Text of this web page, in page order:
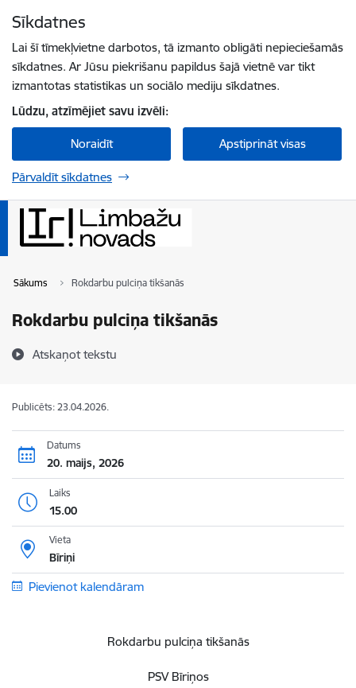
Sīkdatnes
Lai šī tīmekļvietne darbotos, tā izmanto obligāti nepieciešamās
sīkdatnes. Ar Jūsu piekrišanu papildus šajā vietnē var tikt
izmantotas statistikas un sociālo mediju sīkdatnes.
Lūdzu, atzīmējiet savu izvēli:
Noraidīt Apstiprināt visas
Pārvaldīt sīkdatnes
Sākums Rokdarbu pulciņa tikšanās
Rokdarbu pulciņa tikšanās
Atskaņot tekstu
Publicēts: 23.04.2026.
Datums
20. maijs, 2026
Laiks
15.00
Vieta
Bīriņi
Pievienot kalendāram
Rokdarbu pulciņa tikšanās
PSV Bīriņos